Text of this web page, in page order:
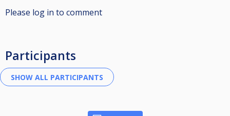
Please log in to comment
Participants